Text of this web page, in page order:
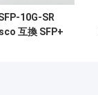
10G-SR
互換 SFP+